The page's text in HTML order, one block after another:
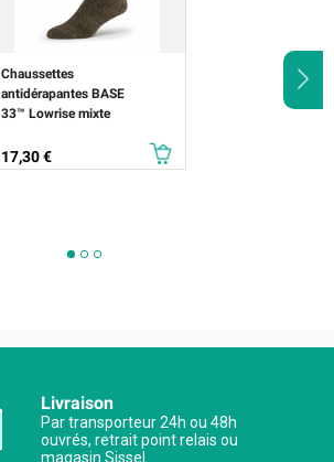
Chaussettes
antidérapantes BASE
33™ Lowrise mixte
Prix
17,30 €
Livraison
Par transporteur 24h ou 48h
ouvrés, retrait point relais ou
magasin Sissel.